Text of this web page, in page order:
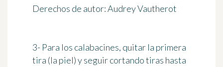
Derechos de autor: Audrey Vautherot
3- Para los calabacines, quitar la primera
tira (la piel) y seguir cortando tiras hasta